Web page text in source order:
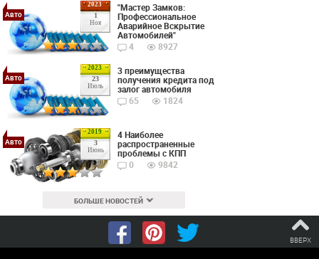
2023
1
Ноя
Авто
"Мастер Замков:
Профессиональное
Аварийное Вскрытие
Автомобилей"
4
8927
2023
23
Июль
Авто
3 преимущества
получения кредита под
залог автомобиля
65
1824
2019
3
Июнь
Авто
4 Наиболее
распространенные
проблемы с КПП
0
9842
БОЛЬШЕ НОВОСТЕЙ
ВВЕРХ